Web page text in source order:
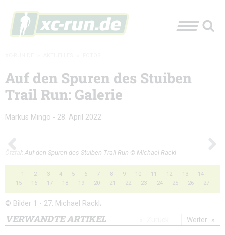
Auf den Spuren des Stuiben
Trail Run: Galerie
Markus Mingo - 28. April 2022
Ötztal: Auf den Spuren des Stuiben Trail Run © Michael Rackl
1 2 3 4 5 6 7 8 9 10 11 12 13
14
15
16 17 18 19 20 21 22 23 24 25 26 27
© Bilder 1 - 27: Michael Rackl;
VERWANDTE ARTIKEL Weiter